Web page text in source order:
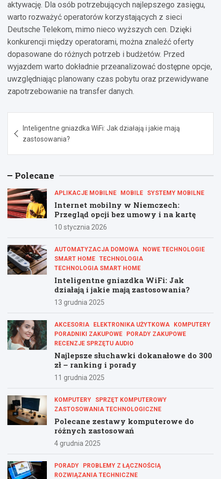
aktywację. Dla osób potrzebujących najlepszego zasięgu,
warto rozważyć operatorów korzystających z sieci
Deutsche Telekom, mimo nieco wyższych cen. Dzięki
konkurencji między operatorami, można znaleźć oferty
dopasowane do różnych potrzeb i budżetów. Przed
wyjazdem warto dokładnie przeanalizować dostępne opcje,
uwzględniając planowany czas pobytu oraz przewidywane
zapotrzebowanie na transfer danych.
wpisu
Inteligentne gniazdka WiFi: Jak działają i jakie mają
zastosowania?
Polecane
APLIKACJE MOBILNE MOBILE SYSTEMY MOBILNE
Internet mobilny w Niemczech:
Przegląd opcji bez umowy i na kartę
10 stycznia 2026
AUTOMATYZACJA DOMOWA
NOWE TECHNOLOGIE
SMART HOME TECHNOLOGIA
TECHNOLOGIA SMART HOME
Inteligentne gniazdka WiFi: Jak
działają i jakie mają zastosowania?
13 grudnia 2025
AKCESORIA ELEKTRONIKA UŻYTKOWA
KOMPUTERY
PORADNIKI ZAKUPOWE
PORADY ZAKUPOWE
RECENZJE SPRZĘTU AUDIO
Najlepsze słuchawki dokanałowe do 300
zł – ranking i porady
11 grudnia 2025
KOMPUTERY
SPRZĘT KOMPUTEROWY
ZASTOSOWANIA TECHNOLOGICZNE
Polecane zestawy komputerowe do
różnych zastosowań
4 grudnia 2025
PORADY
PROBLEMY Z ŁĄCZNOŚCIĄ
ROZWIĄZANIA TECHNICZNE